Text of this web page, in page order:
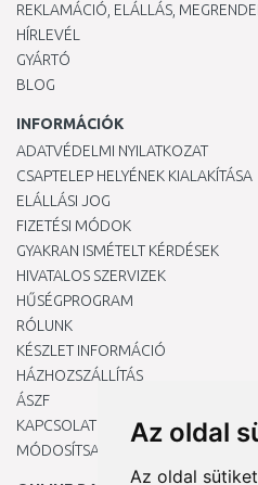
Az oldal
Az oldal
REKLAMÁCIÓ, ELÁLLÁS,
HÍRLEVÉL
GYÁRTÓ
BLOG
INFORMÁCIÓK
ADATVÉDELMI NYILATKOZAT
CSAPTELEP HELYÉNEK KIALAKÍTÁSA
ELÁLLÁSI JOG
FIZETÉSI MÓDOK
GYAKRAN ISMÉTELT KÉRDÉSEK
HIVATALOS SZERVIZEK
HŰSÉGPROGRAM
RÓLUNK
KÉSZLET INFORMÁCIÓ
HÁZHOZSZÁLLÍTÁS
ÁSZF
KAPCSOLAT
MÓDOSÍTSA A COOKIE-